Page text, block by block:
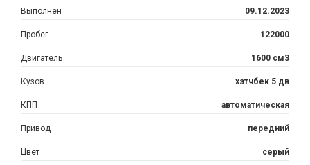
Выполнен 09.12.2023
Пробег 122000
Двигатель 1600 см3
Кузов хэтчбек 5 дв
КПП автоматическая
Привод передний
Цвет серый